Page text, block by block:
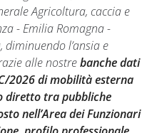
Agricoltura, caccia e
- Emilia Romagna -
diminuendo l’ansia e
alle nostrebanche dati
2026 di mobilità esterna
diretto tra pubbliche
nell’Area dei Funzionari